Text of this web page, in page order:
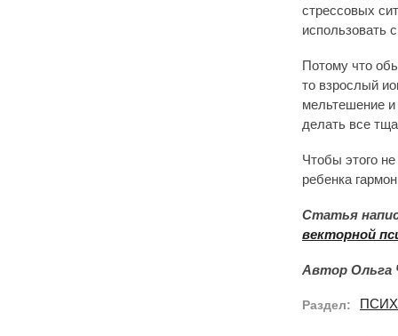
стрессовых
использовать
Потому что
то взрослый
мельтешение и
делать все
Чтобы этого
ребенка
Статья
векторной
Автор Ольга
Раздел: